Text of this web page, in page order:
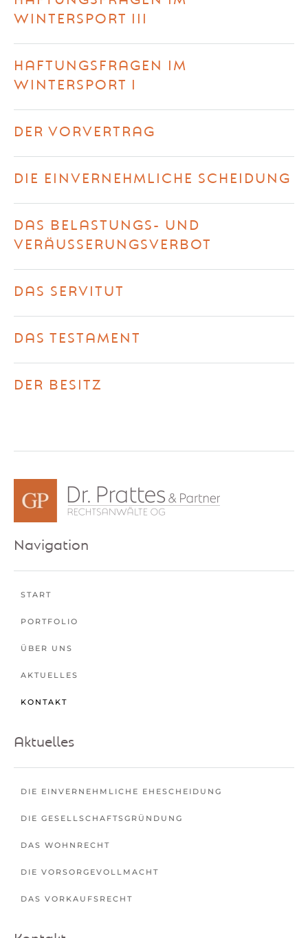
WINTERSPORT III
HAFTUNGSFRAGEN IM
WINTERSPORT I
DER VORVERTRAG
DIE EINVERNEHMLICHE SCHEIDUNG
DAS BELASTUNGS- UND
VERÄUSSERUNGSVERBOT
DAS SERVITUT
DAS TESTAMENT
DER BESITZ
Navigation
START
PORTFOLIO
ÜBER UNS
AKTUELLES
KONTAKT
Aktuelles
DIE EINVERNEHMLICHE EHESCHEIDUNG
DIE GESELLSCHAFTSGRÜNDUNG
DAS WOHNRECHT
DIE VORSORGEVOLLMACHT
DAS VORKAUFSRECHT